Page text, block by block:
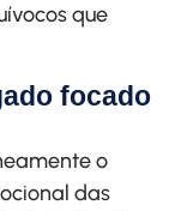
que
focado
o
das